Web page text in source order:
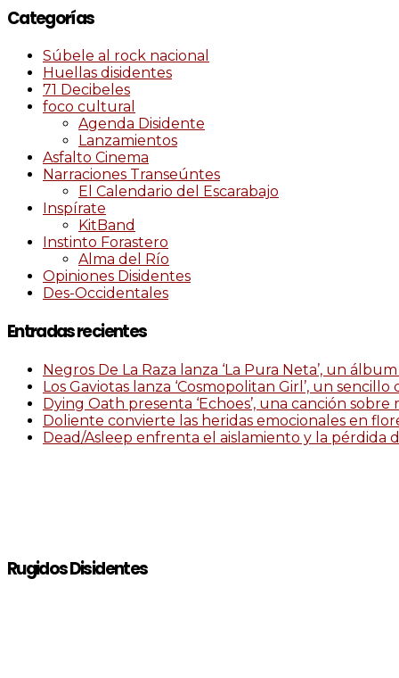
Categorías
Súbele al rock nacional
Huellas disidentes
71 Decibeles
foco cultural
Agenda Disidente
Lanzamientos
Asfalto Cinema
Narraciones Transeúntes
El Calendario del Escarabajo
Inspírate
KitBand
Instinto Forastero
Alma del Río
Opiniones Disidentes
Des-Occidentales
Entradas recientes
Negros De La Raza lanza ‘La Pura Neta’, un
Los Gaviotas lanza ‘Cosmopolitan Girl’, un
Dying Oath presenta ‘Echoes’, una canción
Doliente convierte las heridas emocionales en
Dead/Asleep enfrenta el aislamiento y la pérdida
Rugidos Disidentes